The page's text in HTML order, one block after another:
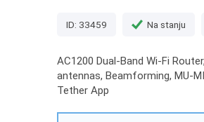
ID: 33459 Na stanju
AC1200 Dual-Band Wi-Fi
antennas, Beamforming, MU-
Tether App